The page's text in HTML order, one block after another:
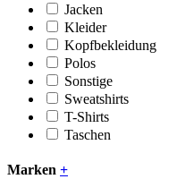
Jacken
Kleider
Kopfbekleidung
Polos
Sonstige
Sweatshirts
T-Shirts
Taschen
Marken +